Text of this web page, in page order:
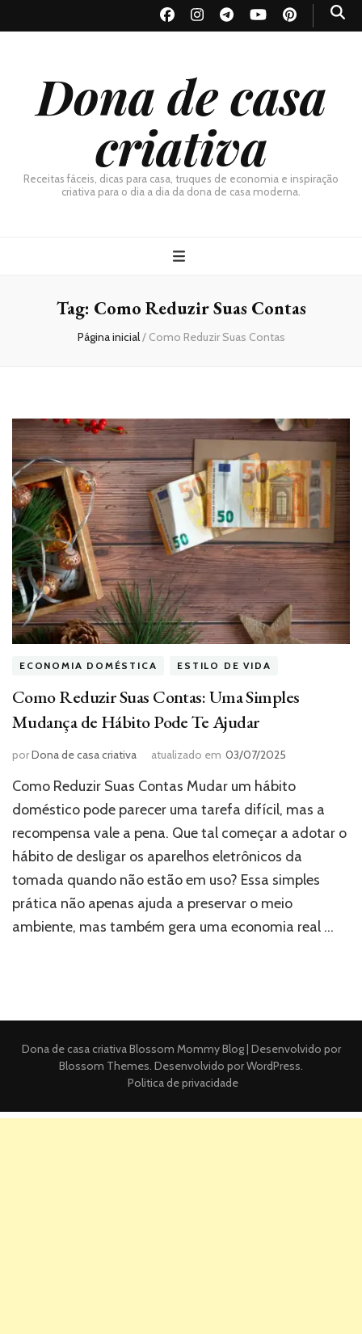
Dona de casa
criativa
Receitas fáceis, dicas para casa, truques de economia e inspiração
criativa para o dia a dia da dona de casa moderna.
Tag: Como Reduzir Suas Contas
Página inicial/ Como Reduzir Suas Contas
ECONOMIA DOMÉSTICA ESTILO DE VIDA
Como Reduzir Suas Contas: Uma Simples
Mudança de Hábito Pode Te Ajudar
porDona de casa criativa atualizado em 03/07/2025
Como Reduzir Suas Contas Mudar um hábito
doméstico pode parecer uma tarefa difícil, mas a
recompensa vale a pena. Que tal começar a adotar o
hábito de desligar os aparelhos eletrônicos da
tomada quando não estão em uso? Essa simples
prática não apenas ajuda a preservar o meio
ambiente, mas também gera uma economia real …
Dona de casa criativaBlossom Mommy Blog | Desenvolvido por
Blossom Themes. Desenvolvido porWordPress.
Politica de privacidade